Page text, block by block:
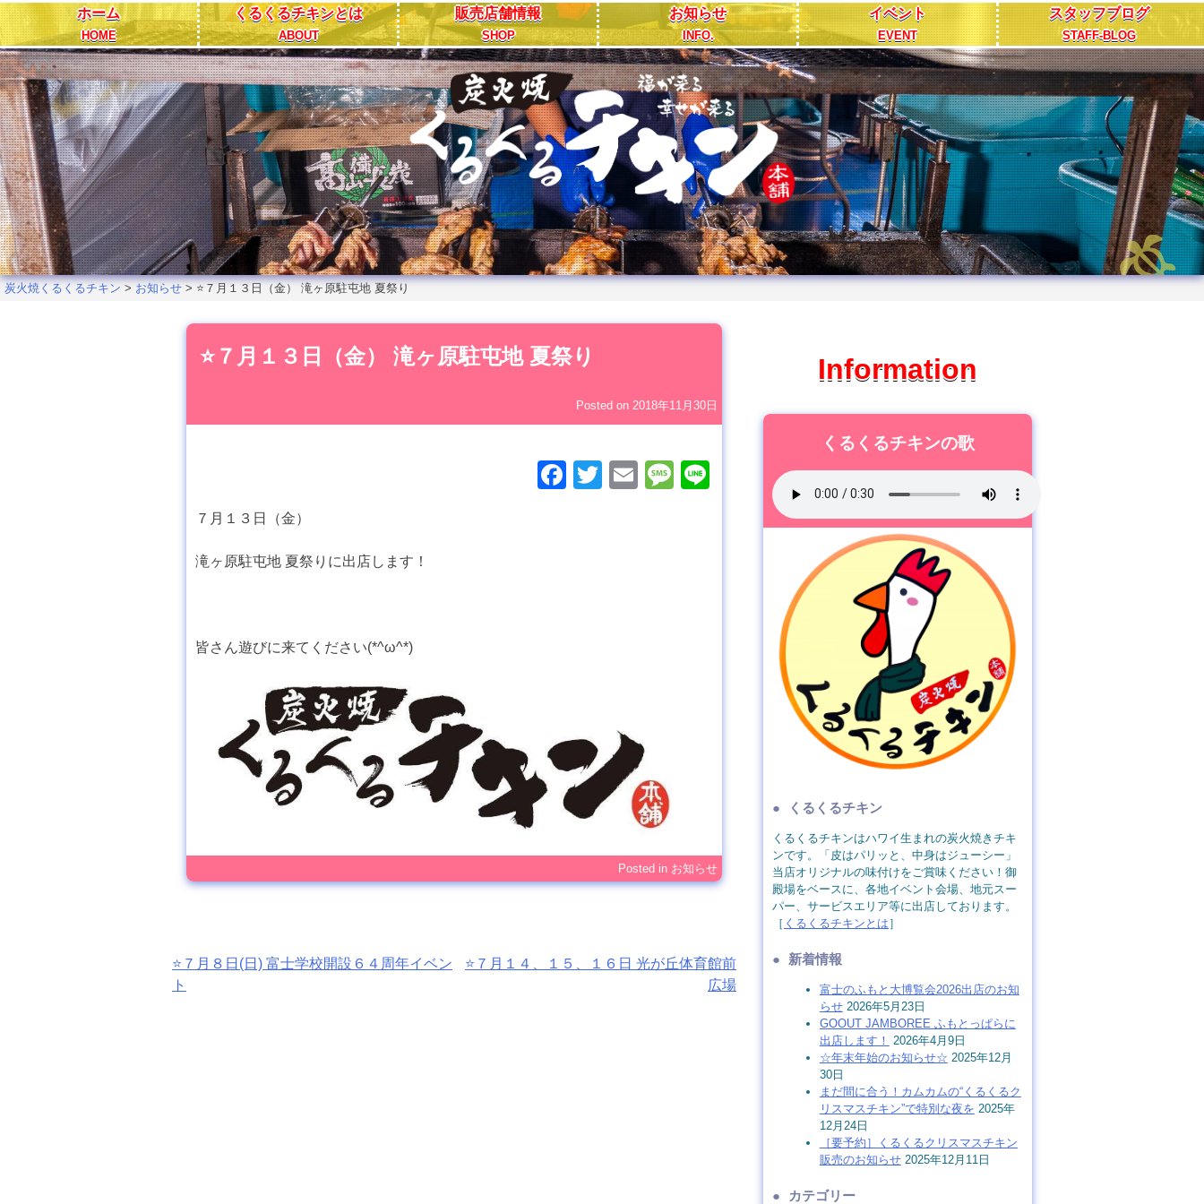
Skip
to
content
ホーム
HOME
くるくるチキンとは
ABOUT
販売店舗情報
SHOP
お知らせ
INFO.
イベント
EVENT
スタッフブログ
STAFF-BLOG
炭火焼くるくるチキン > お知らせ > ⭐️７月１３日（金） 滝ヶ原駐屯地 夏祭り
⭐️７月１３日（金） 滝ヶ原駐屯地 夏祭り
Posted on 2018年11月30日
Facebook
Twitter
EmailMessage
７月１３日（金）
滝ヶ原駐屯地 夏祭りに出店します！
皆さん遊びに来てください(*^ω^*)
Posted in お知らせ
投
⭐️７月８日(日) 富士学校開設６４周年イベン
ト
⭐️７月１４、１５、１６日 光が丘体育館前
広場
Information
くるくるチキンの歌
くるくるチキン
くるくるチキンはハワイ生まれの炭火焼きチキ
ンです。「皮はパリッと、中身はジューシー」
当店オリジナルの味付けをご賞味ください！御
殿場をベースに、各地イベント会場、地元スー
パー、サービスエリア等に出店しております。
［ くるくるチキンとは ］
新着情報
富士のふもと大博覧会2026出店のお知
らせ 2026年5月23日
GOOUT JAMBOREE ふもとっぱらに
出店します！ 2026年4月9日
☆年末年始のお知らせ☆ 2025年12月
30日
まだ間に合う！カムカムの“くるくるク
リスマスチキン”で特別な夜を 2025年
12月24日
［要予約］くるくるクリスマスチキン
販売のお知らせ 2025年12月11日
カテゴリー